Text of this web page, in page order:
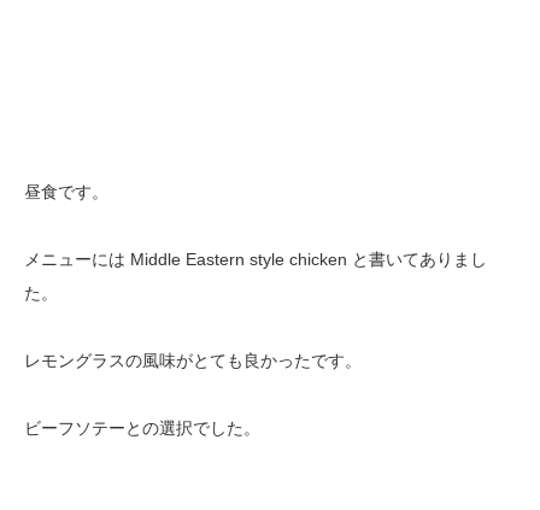
昼食です。
メニューには Middle Eastern style chicken と書いてありまし
た。
レモングラスの風味がとても良かったです。
ビーフソテーとの選択でした。